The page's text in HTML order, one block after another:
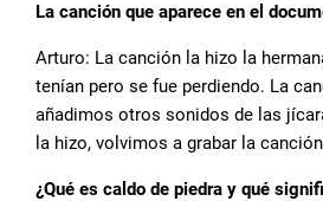
La canción que aparece en el
Arturo: La canción la hizo la
tenían pero se fue perdiendo. La
añadimos otros sonidos de las
la hizo, volvimos a grabar la
¿Qué es caldo de piedra y qué